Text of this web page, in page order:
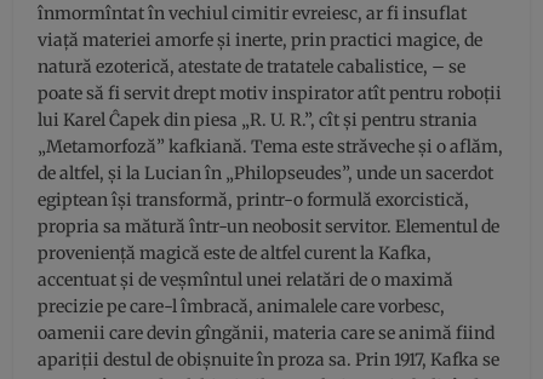
înmormîntat în vechiul cimitir evreiesc, ar fi insuflat
viață materiei amorfe și inerte, prin practici magice, de
natură ezoterică, atestate de tratatele cabalistice, – se
poate să fi servit drept motiv inspirator atît pentru roboții
lui Karel Ĉapek din piesa „R. U. R.”, cît și pentru strania
„Metamorfoză” kafkiană. Tema este străveche și o aflăm,
de altfel, și la Lucian în „Philopseudes”, unde un sacerdot
egiptean își transformă, printr-o formulă exorcistică,
propria sa mătură într-un neobosit servitor. Elementul de
proveniență magică este de altfel curent la Kafka,
accentuat și de veșmîntul unei relatări de o maximă
precizie pe care-l îmbracă, animalele care vorbesc,
oamenii care devin gîngănii, materia care se animă fiind
apariții destul de obișnuite în proza sa. Prin 1917, Kafka se